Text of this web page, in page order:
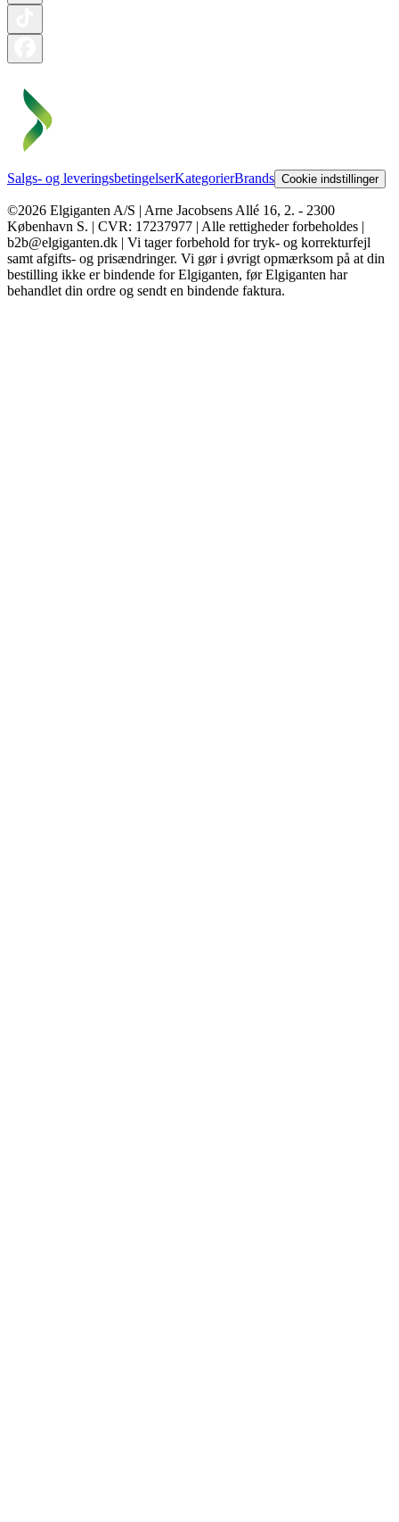
Salgs- og leveringsbetingelserKategorierBrands Cookie indstillinger
©2026 Elgiganten A/S | Arne Jacobsens Allé 16, 2. - 2300
København S. | CVR: 17237977 | Alle rettigheder forbeholdes |
b2b@elgiganten.dk | Vi tager forbehold for tryk- og korrekturfejl
samt afgifts- og prisændringer. Vi gør i øvrigt opmærksom på at din
bestilling ikke er bindende for Elgiganten, før Elgiganten har
behandlet din ordre og sendt en bindende faktura.